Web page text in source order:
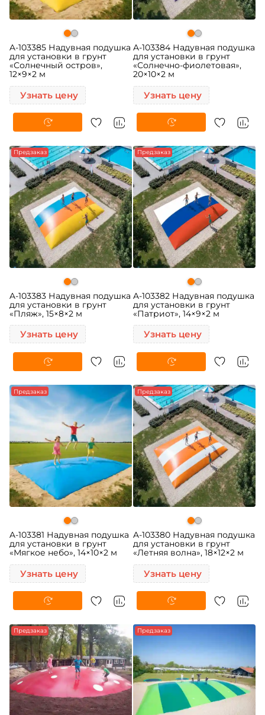
A-103385 Надувная подушка
для установки в грунт
«Солнечный остров»,
12×9×2 м
Узнать цену
A-103384 Надувная подушка
для установки в грунт
«Солнечно-фиолетовая»,
20×10×2 м
Узнать цену
Предзаказ
A-103383 Надувная подушка
для установки в грунт
«Пляж», 15×8×2 м
Узнать цену
Предзаказ
A-103382 Надувная подушка
для установки в грунт
«Патриот», 14×9×2 м
Узнать цену
Предзаказ
A-103381 Надувная подушка
для установки в грунт
«Мягкое небо», 14×10×2 м
Узнать цену
Предзаказ
A-103380 Надувная подушка
для установки в грунт
«Летняя волна», 18×12×2 м
Узнать цену
Предзаказ Предзаказ